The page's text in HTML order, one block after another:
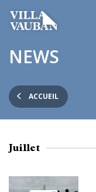
Aller
au
principal
Aller
au
Aller
au
de
ACCUEIL
NEWS
Juillet